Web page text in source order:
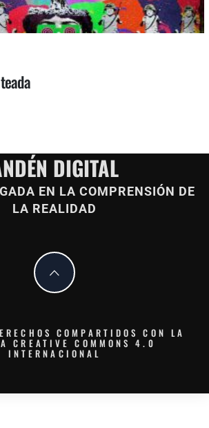
DIGITAL
EN LA COMPRENSIÓN DE
LA REALIDAD
COMPARTIDOS CON LA
CREATIVE COMMONS 4.0
INTERNACIONAL